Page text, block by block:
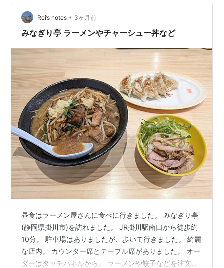
かったのだ。やがて友人達が頼んだラーメンと一緒に息
子の〈白ご飯〉もテーブルに運ばれてきた。しかしいく
ら空腹とは言え〈白ご飯〉だけでは喉を越し難い…
Rei’s notes • 3ヶ月前
みなぎり亭 ラーメンやチャーシュー丼など
昼食はラーメン屋さんに食べに行きました。 みなぎり亭
(静岡県掛川市)を訪れました。 JR掛川駅南口から徒歩約
10分。 駐車場はありましたが、歩いて行きました。 綺麗
な店内。 カウンター席とテーブル席がありました。 オー
ダーはタッチパネルから。 ラーメンや餃子などを注文し